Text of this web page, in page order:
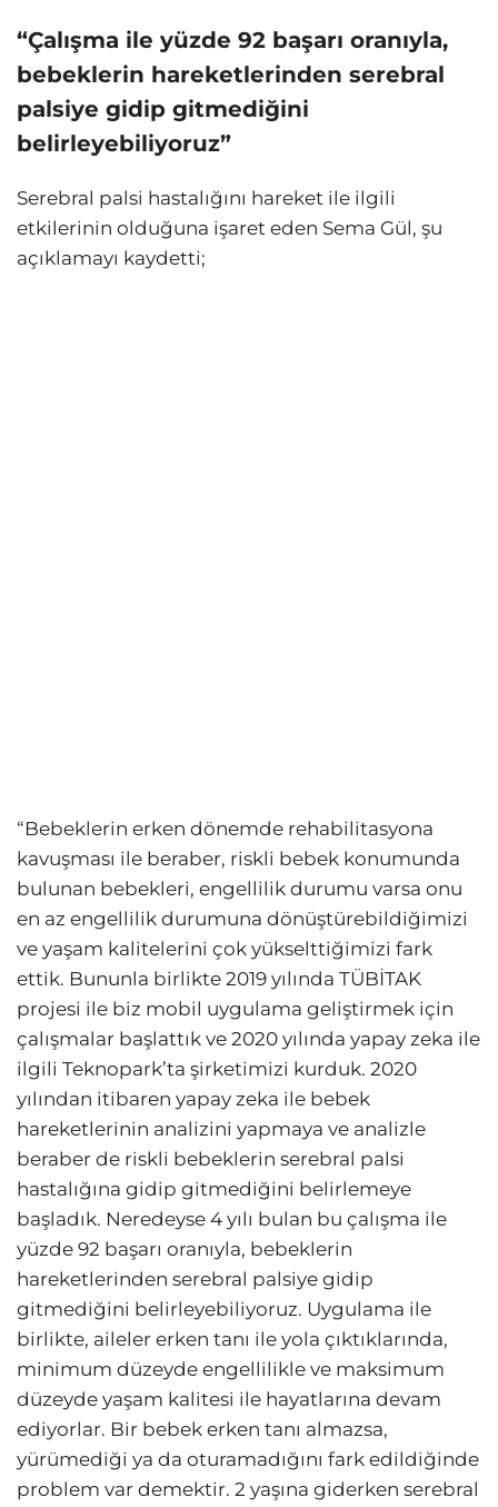
“Çalışma ile yüzde 92 başarı oranıyla,
bebeklerin hareketlerinden serebral
palsiye gidip gitmediğini
belirleyebiliyoruz”
Serebral palsi hastalığını hareket ile ilgili
etkilerinin olduğuna işaret eden Sema Gül, şu
açıklamayı kaydetti;
“Bebeklerin erken dönemde rehabilitasyona
kavuşması ile beraber, riskli bebek konumunda
bulunan bebekleri, engellilik durumu varsa onu
en az engellilik durumuna dönüştürebildiğimizi
ve yaşam kalitelerini çok yükselttiğimizi fark
ettik. Bununla birlikte 2019 yılında TÜBİTAK
projesi ile biz mobil uygulama geliştirmek için
çalışmalar başlattık ve 2020 yılında yapay zeka ile
ilgili Teknopark’ta şirketimizi kurduk. 2020
yılından itibaren yapay zeka ile bebek
hareketlerinin analizini yapmaya ve analizle
beraber de riskli bebeklerin serebral palsi
hastalığına gidip gitmediğini belirlemeye
başladık. Neredeyse 4 yılı bulan bu çalışma ile
yüzde 92 başarı oranıyla, bebeklerin
hareketlerinden serebral palsiye gidip
gitmediğini belirleyebiliyoruz. Uygulama ile
birlikte, aileler erken tanı ile yola çıktıklarında,
minimum düzeyde engellilikle ve maksimum
düzeyde yaşam kalitesi ile hayatlarına devam
ediyorlar. Bir bebek erken tanı almazsa,
yürümediği ya da oturamadığını fark edildiğinde
problem var demektir. 2 yaşına giderken serebral